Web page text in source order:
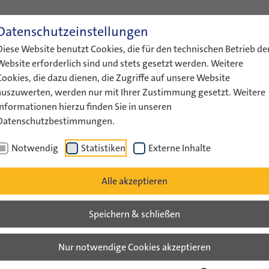
Website benutzt Cookies, die für den technischen Betrieb
erforderlich sind und stets gesetzt werden. Weitere
die dazu dienen, die Zugriffe auf unsere Website
werden nur mit Ihrer Zustimmung gesetzt. Weitere
hierzu finden Sie in unseren
Notwendig Statistiken Externe Inhalte
Alle akzeptieren
Speichern & schließen
Nur notwendige Cookies akzeptieren
ENGLISH LEICHTE SPRACHE
ÜBER UNS AKTUELLES FÖRDERUNG
ConAct zum Download: